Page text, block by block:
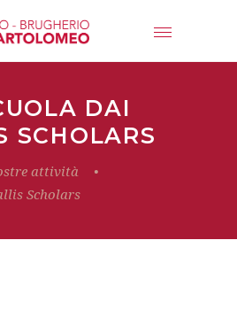
DAI
SCHOLARS
attività
•
Scholars